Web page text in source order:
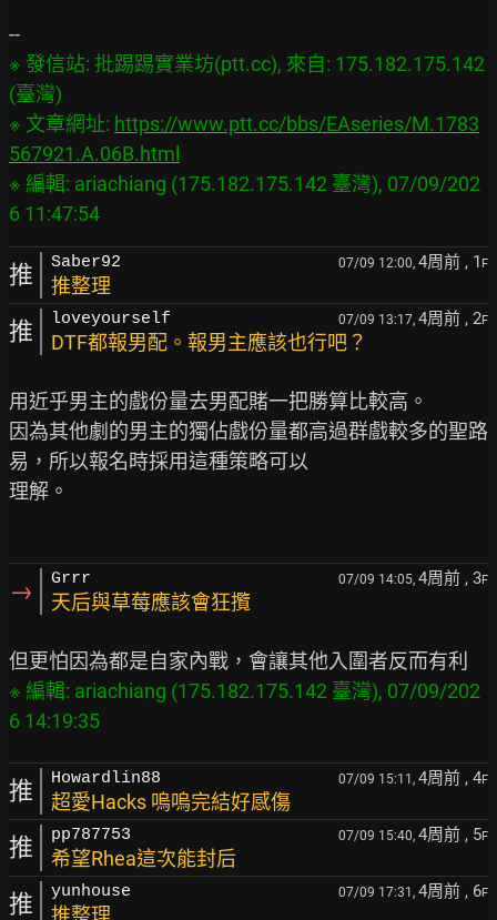
※ 發信站: 批踢踢實業坊(ptt.cc), 來自: 175.182.175.142
(臺灣)
※ 文章網址: https://www.ptt.cc/bbs/EAseries/M.1783
567921.A.06B.html
※ 編輯: ariachiang (175.182.175.142 臺灣), 07/09/202
推 Saber92 07/09 12:00, 4周前 , 1 F
推整理
推 loveyourself 07/09 13:17, 4周前 , 2F
DTF都報男配。報男主應該也行吧？
用近乎男主的戲份量去男配賭一把勝算比較高。
因為其他劇的男主的獨佔戲份量都高過群戲較多的聖路
易，所以報名時採用這種策略可以
理解。
→ Grrr 07/09 14:05, 4周前 , 3F
天后與草莓應該會狂攬
※ 編輯: ariachiang (175.182.175.142 臺灣), 07/09/202
推 Howardlin88 07/09 15:11, 4周前 , 4F
超愛Hacks 嗚嗚完結好感傷
推 pp787753 07/09 15:40, 4周前 , 5F
希望Rhea這次能封后
推 yunhouse 07/09 17:31, 4周前 , 6F
推整理